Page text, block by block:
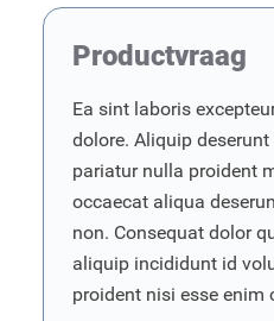
Productvraag
Ea sint laboris
dolore. Aliquip
pariatur nulla proident
occaecat aliqua
non. Consequat dolor
aliquip incididunt id
proident nisi esse enim